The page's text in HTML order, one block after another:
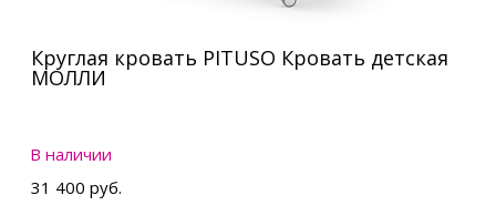
Круглая кровать PITUSO Кровать детская
МОЛЛИ
В наличии
31 400 руб.